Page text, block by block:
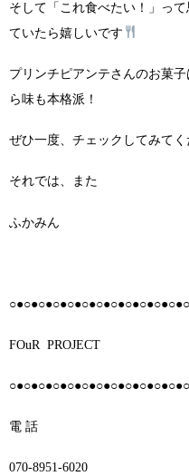
そして「これ食べたい！」っ
ていたら嬉しいです
プリンチピアンテさんのお菓
ら味も本格派！
ぜひ一度、チェックしてみて
それでは、また
ふかみん
FOuR PROJECT
電 話
070-8951-6020